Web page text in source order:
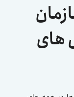
های